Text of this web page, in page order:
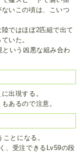
いこの頃は、こいつ
ではほぼ2匹組で出て
いた。
いう凶悪な組み合わ
に出現する。
あるので注意。
とになる。
、受注できるLv59の段